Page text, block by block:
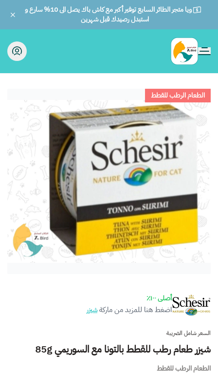
ويا متجر الطائر السابع توفير أكبر مع كاش باك يصل الى 10% سارع و
استبدل رصيدك قبل شهرين
الطائر السابع للحيوانات
الطعام الرطب للقطط
أصلى ١٠٠٪
اضغط هنا للمزيد من ماركةشيزر
السعر شامل الضريبة
شيزر طعام رطب للقطط بالتونا مع السوريمي 85g
الطعام الرطب للقطط